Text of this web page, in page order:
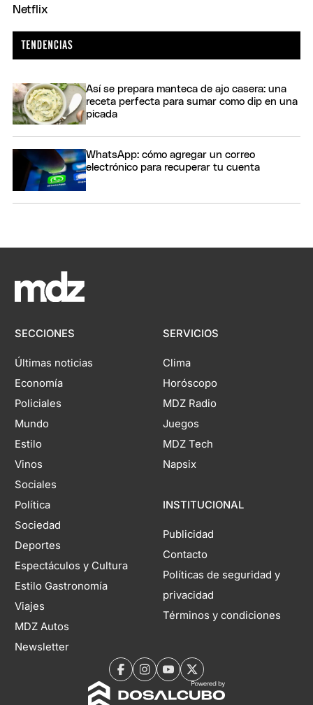
Así se prepara manteca de ajo casera: una
receta perfecta para sumar como dip en una
picada
WhatsApp: cómo agregar un correo
electrónico para recuperar tu cuenta
SECCIONES
Últimas noticias
Economía
Policiales
Mundo
Estilo
Vinos
Sociales
Política
Sociedad
Deportes
Espectáculos y Cultura
Estilo Gastronomía
Viajes
MDZ Autos
Newsletter
SERVICIOS
Clima
Horóscopo
MDZ Radio
Juegos
MDZ Tech
Napsix
INSTITUCIONAL
Publicidad
Contacto
Políticas de seguridad y
privacidad
Términos y condiciones